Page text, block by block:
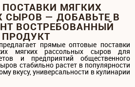
МЯГКИХ
СЫРОВ — ДОБАВЬТЕ В
ВОСТРЕБОВАННЫЙ
ПРОДУКТ
прямые оптовые поставки
мягких рассольных сыров для
и предприятий общественного
стабильно растет в популярности
вкусу, универсальности в кулинарии